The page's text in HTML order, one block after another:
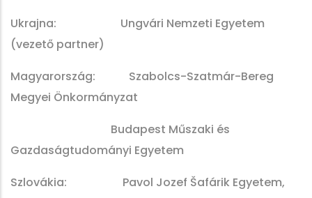
Ukrajna: Ungvári Nemzeti Egyetem
(vezető partner)
Magyarország: Szabolcs-Szatmár-Bereg
Megyei Önkormányzat
Budapest Műszaki és
Gazdaságtudományi Egyetem
Szlovákia: Pavol Jozef Šafárik Egyetem,